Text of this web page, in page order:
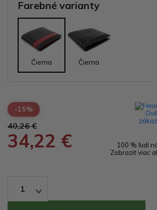
Farebné varianty
Čierna Čierna
-15%
40,26 €
34,22 €
100 % ľudí
Zobraziť viac
1